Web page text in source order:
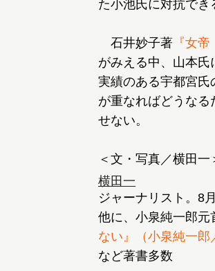
た小池氏に対抗でき
石井妙子著 『女
がみえる中、山本
実績のある宇都宮氏
が重なればどうな
せない。
横田一
ジャーナリスト。8
他に、小泉純一郎元
ない』（小泉純一郎
など著書多数